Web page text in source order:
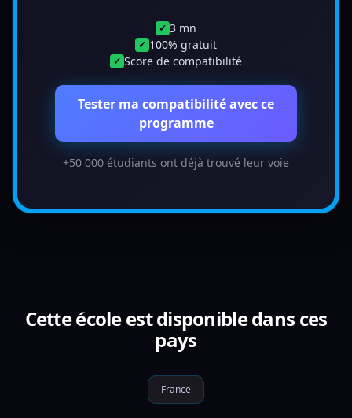
✓ 3 mn
✓ 100% gratuit
✓ Score de compatibilité
Tester ma compatibilité avec ce
programme
+50 000 étudiants ont déjà trouvé leur voie
Cette école est disponible dans ces
pays
France